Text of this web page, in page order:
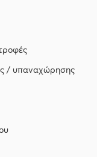
/ υπαναχώρησης